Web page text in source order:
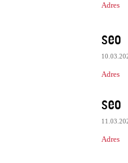
Adres
seo
Adres
seo
Adres